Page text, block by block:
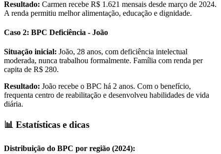
Resultado: Carmen recebe R$ 1.621 mensais desde março de 2024.
A renda permitiu melhor alimentação, educação e dignidade.
Caso 2: BPC Deficiência - João
Situação inicial: João, 28 anos, com deficiência intelectual
moderada, nunca trabalhou formalmente. Família com renda per
capita de R$ 280.
Resultado: João recebe o BPC há 2 anos. Com o benefício,
frequenta centro de reabilitação e desenvolveu habilidades de vida
diária.
📊 Estatísticas e dicas
Distribuição do BPC por região (2024):